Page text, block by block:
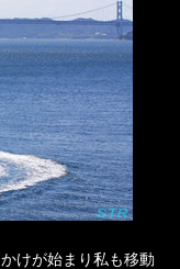
けが始まり私も移動